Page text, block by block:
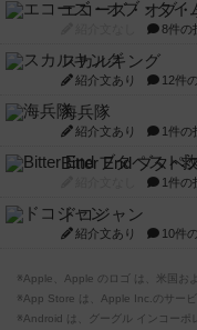
エコーズ・オブ・
8件の
スカルキング
紹介文あり 12件
海兵隊
紹介文あり 1件の
Bitter End ブタペ
1件の
ドコジャン
紹介文あり 10件
※Apple、Apple のロゴ は、米国お
※App Store は、Apple Inc.のサービ
※Android は、グーグル インコーポ